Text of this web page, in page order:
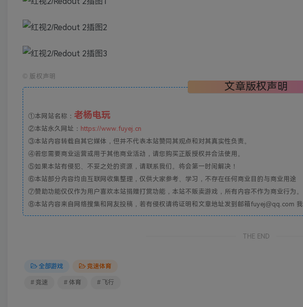
© 版权声明
文章版权声明
①本网站名称： 老杨电玩
②本站永久网址： https://www.fuyej.cn
③本站内容转载自其它媒体，但并不代表本站赞同其观点和对其真实性负责。
④若您需要商业运营或用于其他商业活动，请您购买正版授权并合法使用。
⑤如果本站有侵犯、不妥之处的资源，请联系我们。将会第一时间解决！
⑥本站部分内容均由互联网收集整理，仅供大家参考、学习，不存在任何商业目的与商业用途
⑦赞助功能仅仅作为用户喜欢本站捐赠打赏功能，本站不贩卖游戏，所有内容不作为商业行为。
⑧本站内容来自网络搜集和网友投稿，若有侵权请将证明和文章地址发到邮箱fuyej@qq.com 我
THE END
全部游戏 竞速体育
# 竞速 # 体育 # 飞行